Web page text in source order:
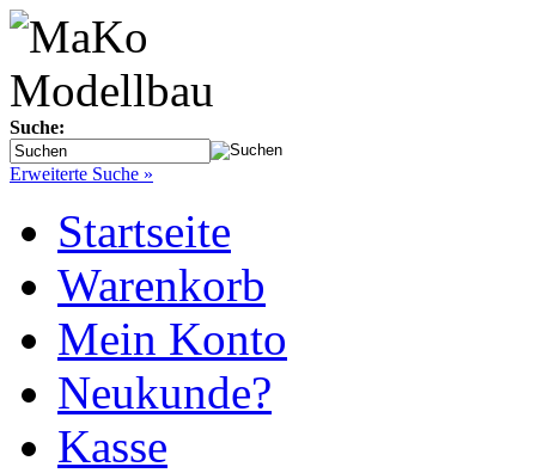
Suche:
Erweiterte Suche »
Startseite
Warenkorb
Mein Konto
Neukunde?
Kasse